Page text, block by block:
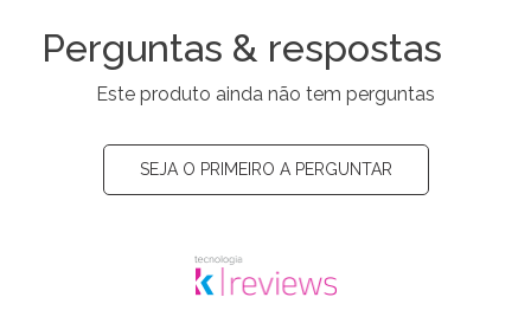
Perguntas & respostas
Este produto ainda não tem perguntas
SEJA O PRIMEIRO A PERGUNTAR